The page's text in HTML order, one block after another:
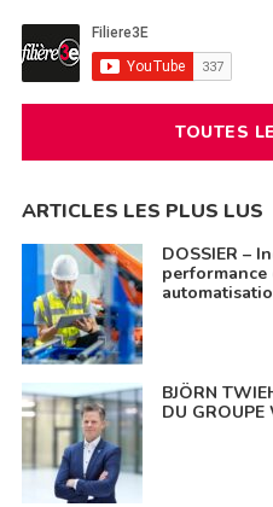
TOUTES
ARTICLES LES PLUS LUS
DOSSIER –
BJÖRN
DU GROUPE